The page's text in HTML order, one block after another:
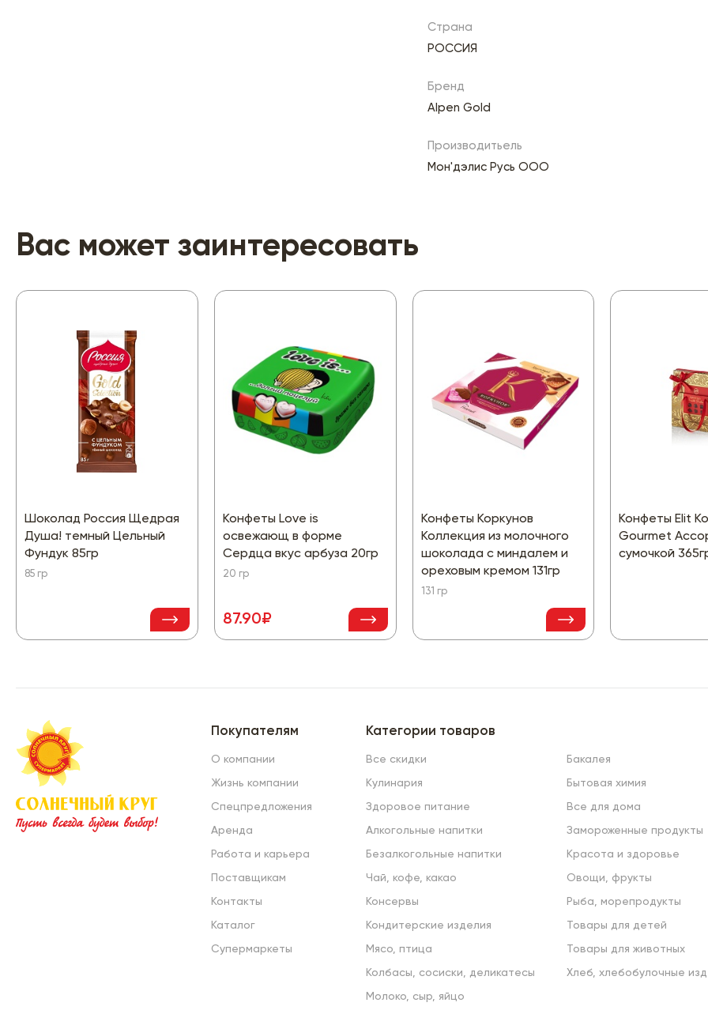
Страна
РОССИЯ
Бренд
Alpen Gold
Производитьель
Мон'дэлис Русь ООО
Вас может заинтересовать
Шоколад Россия Щедрая
Душа! темный Цельный
Фундук 85гр
85 гр
Конфеты Love is
освежающ в форме
Сердца вкус арбуза 20гр
20 гр
87.90₽
Конфеты Коркунов
Коллекция из молочного
шоколада с миндалем и
ореховым кремом 131гр
131 гр
Конфеты Elit
Gourmet
сумочкой
Покупателям
О компании
Жизнь компании
Спецпредложения
Аренда
Работа и карьера
Поставщикам
Контакты
Каталог
Супермаркеты
Категории товаров
Все скидки
Кулинария
Здоровое питание
Алкогольные напитки
Безалкогольные напитки
Чай, кофе, какао
Консервы
Кондитерские изделия
Мясо, птица
Колбасы, сосиски, деликатесы
Молоко, сыр, яйцо
Бакалея
Бытовая химия
Все для дома
Замороженные продукты
Красота и здоровье
Овощи, фрукты
Рыба, морепродукты
Товары для детей
Товары для животных
Хлеб, хлебобулочные